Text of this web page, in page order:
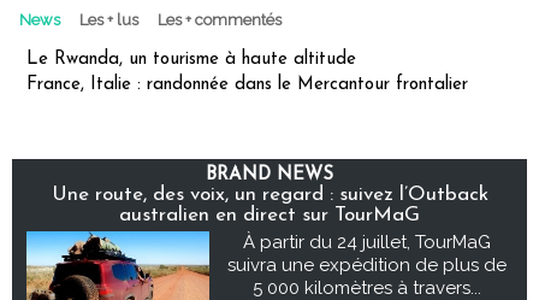
News Les + lus Les + commentés
Le Rwanda, un tourisme à haute altitude
France, Italie : randonnée dans le Mercantour frontalier
BRAND NEWS
Une route, des voix, un regard : suivez l’Outback
australien en direct sur TourMaG
À partir du 24 juillet, TourMaG
suivra une expédition de plus de
5 000 kilomètres à travers...